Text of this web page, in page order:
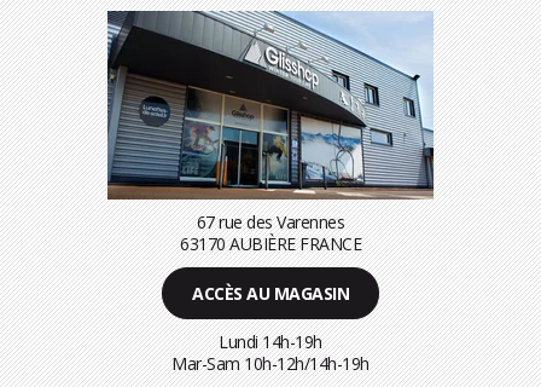
67 rue des Varennes
63170 AUBIÈRE FRANCE
ACCÈS AU MAGASIN
Lundi 14h-19h
Mar-Sam 10h-12h/14h-19h